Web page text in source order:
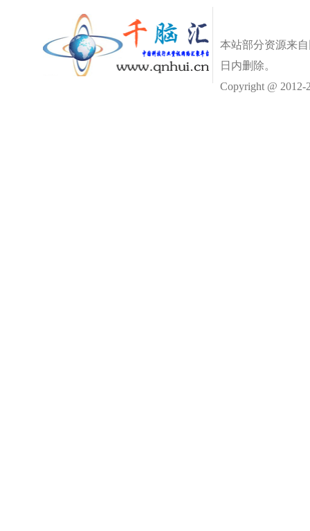
本站部分资源来
日内删除。
Copyright @ 2012-